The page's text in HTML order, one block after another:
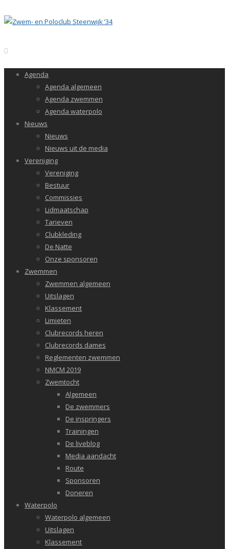
Agenda
Agenda algemeen
Agenda zwemmen
Agenda waterpolo
Nieuws
Nieuws
Nieuws uit de media
Vereniging
Vereniging
Bestuur
Commissies
Lidmaatschap
Tarieven
Clubkleding
De Natte
Onze sponsoren
Zwemmen
Zwemmen algemeen
Uitslagen
Klassement
Limieten
Clubrecords heren
Clubrecords dames
Reglementen zwemmen
NMCM 2019
Zwemtocht
Algemeen
De zwemmers
De inspringers
Trainingen
De liveblog
Media aandacht
Route
Sponsoren
Doneren
Waterpolo
Waterpolo algemeen
Uitslagen
Klassement